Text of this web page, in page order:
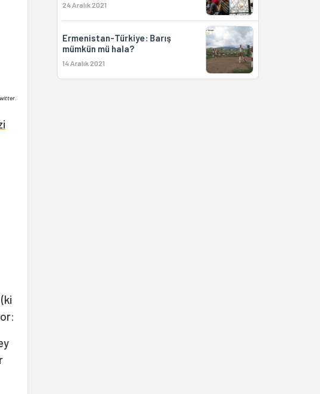
24 Aralık 2021
Ermenistan-Türkiye: Barış
mümkün mü hala?
14 Aralık 2021